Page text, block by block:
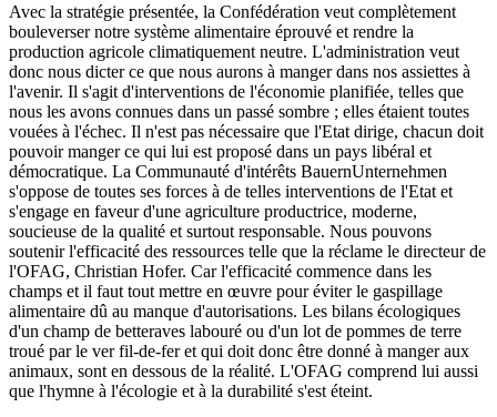
Avec la stratégie présentée, la Confédération veut complètement
bouleverser notre système alimentaire éprouvé et rendre la
production agricole climatiquement neutre. L'administration veut
donc nous dicter ce que nous aurons à manger dans nos assiettes à
l'avenir. Il s'agit d'interventions de l'économie planifiée, telles que
nous les avons connues dans un passé sombre ; elles étaient toutes
vouées à l'échec. Il n'est pas nécessaire que l'Etat dirige, chacun doit
pouvoir manger ce qui lui est proposé dans un pays libéral et
démocratique. La Communauté d'intérêts BauernUnternehmen
s'oppose de toutes ses forces à de telles interventions de l'Etat et
s'engage en faveur d'une agriculture productrice, moderne,
soucieuse de la qualité et surtout responsable. Nous pouvons
soutenir l'efficacité des ressources telle que la réclame le directeur de
l'OFAG, Christian Hofer. Car l'efficacité commence dans les
champs et il faut tout mettre en œuvre pour éviter le gaspillage
alimentaire dû au manque d'autorisations. Les bilans écologiques
d'un champ de betteraves labouré ou d'un lot de pommes de terre
troué par le ver fil-de-fer et qui doit donc être donné à manger aux
animaux, sont en dessous de la réalité. L'OFAG comprend lui aussi
que l'hymne à l'écologie et à la durabilité s'est éteint.